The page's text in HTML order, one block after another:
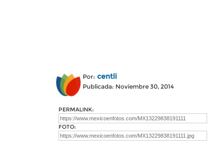
Por: centli
Publicada: Noviembre 30, 2014
PERMALINK:
FOTO: